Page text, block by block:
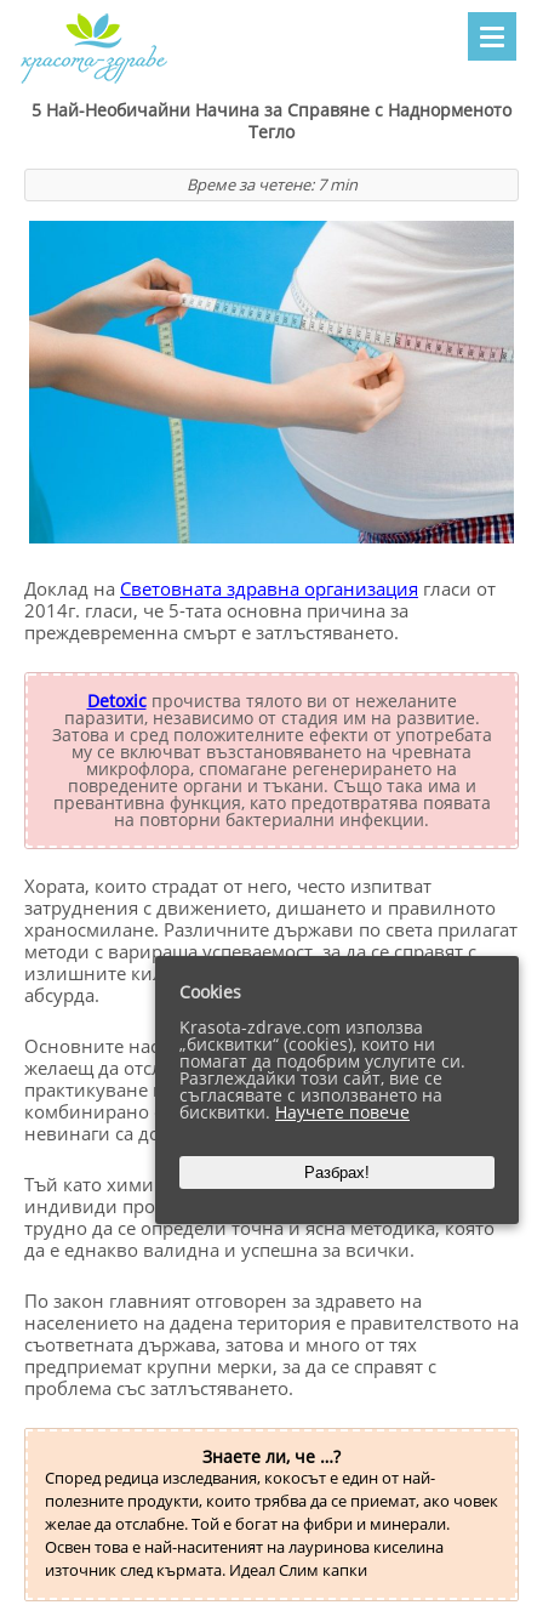
5 Най-Необичайни Начина за Справяне с Наднорменото
Тегло
Време за четене: 7 min
Доклад на Световната здравна организация гласи от
2014г. гласи, че 5-тата основна причина за
преждевременна смърт е затлъстяването.
Detoxicпрочиства тялото ви от нежеланите
паразити, независимо от стадия им на развитие.
Затова и сред положителните ефекти от употребата
му се включват възстановяването на чревната
микрофлора, спомагане регенерирането на
повредените органи и тъкани. Също така има и
превантивна функция, като предотвратява появата
на повторни бактериални инфекции.
Хората, които страдат от него, често изпитват
затруднения с движението, дишането и правилното
храносмилане. Различните държави по света прилагат
методи с варираща успеваемост, за да се справят с
излишните килограми, а те понякога граничат с
абсурда.
Основните насоки, които са валидни за всеки човек,
желаещ да отслабне, е редовното спортуване или
практикуване на някакъв вид физическа активност,
комбинирано с балансирано меню. Проблемът е, че те
невинаги са достатъчни.
Тъй като химичните процеси при отделните
индивиди протичат по различен начин е много
трудно да се определи точна и ясна методика, която
да е еднакво валидна и успешна за всички.
По закон главният отговорен за здравето на
населението на дадена територия е правителството на
съответната държава, затова и много от тях
предприемат крупни мерки, за да се справят с
проблема със затлъстяването.
Знаете ли, че …?
Според редица изследвания, кокосът е един от най-
полезните продукти, които трябва да се приемат, ако човек
желае да отслабне. Той е богат на фибри и минерали.
Освен това е най-наситеният на лауринова киселина
източник след кърмата. Идеал Слим капки
Cookies
Krasota-zdrave.com използва
„бисквитки“ (cookies), които ни
помагат да подобрим услугите си.
Разглеждайки този сайт, вие се
съгласявате с използването на
бисквитки. Научете повече
Разбрах!